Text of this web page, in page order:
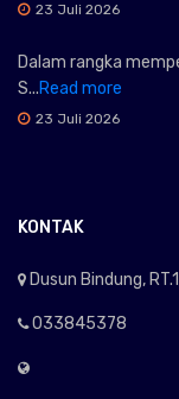
23 Juli 2026
Dalam rangka
S...Read more
23 Juli 2026
KONTAK
Dusun Bindung,
033845378